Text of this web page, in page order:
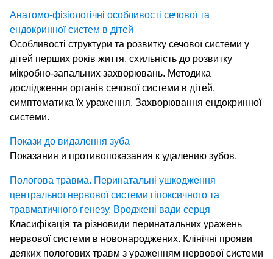
Анатомо-фізіологічні особливості сечової та
ендокринної систем в дітей
Особливості структури та розвитку сечової системи у
дітей перших років життя, схильність до розвитку
мікробно-запальних захворювань. Методика
дослідження органів сечової системи в дітей,
симптоматика їх ураження. Захворювання ендокринної
системи.
Покази до видалення зуба
Показания и противопоказания к удалению зубов.
Пологова травма. Перинатальні ушкодження
центральної нервової системи гіпоксичного та
травматичного ґенезу. Вроджені вади серця
Класифікація та різновиди перинатальних уражень
нервової системи в новонароджених. Клінічні прояви
деяких пологових травм з ураженням нервової системи